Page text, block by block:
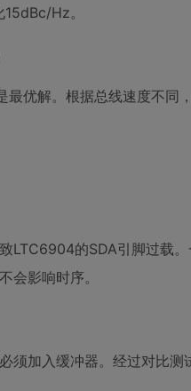
Hz。
优解。根据总线速度不同
LTC6904的SDA引脚过载
会影响时序。
须加入缓冲器。经过对比